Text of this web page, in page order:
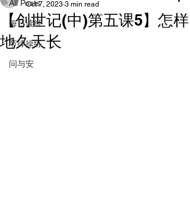
All Posts
每日读经
节律操练
问与安
【创世记(中)第五课5】怎样
地久天长
Oct 7, 2023 3 min read